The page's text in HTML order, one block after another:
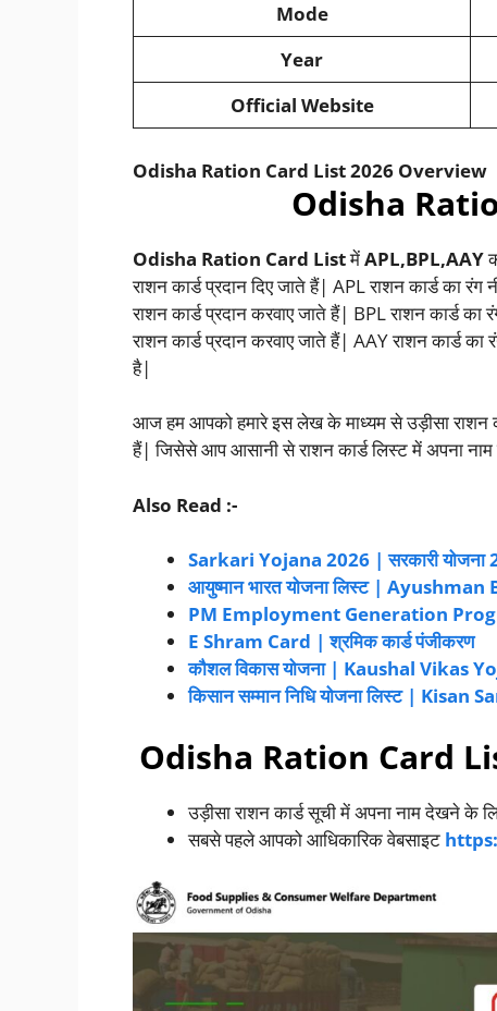
Mode
Year
Official Website
Odisha Ration Card List 2026 Overview
Odisha
Odisha Ration Card ListमेंAPL,BPL,AAY
राशन कार्ड प्रदान दिए जाते हैं| APL राशन कार्ड का रंग
राशन कार्ड प्रदान करवाए जाते हैं| BPL राशन कार्ड का
राशन कार्ड प्रदान करवाए जाते हैं| AAY राशन कार्ड का
है|
आज हम आपको हमारे इस लेख के माध्यम से उड़ीसा राशन
हैं| जिसेसे आप आसानी से राशन कार्ड लिस्ट में अपना
Also Read :-
Sarkari Yojana 2026 | सरकारी योजना
आयुष्मान भारत योजना लिस्ट |
PM Employment Generation
E Shram Card | श्रमिक कार्ड पंजीकरण
कौशल विकास योजना | Kaushal Vikas
किसान सम्मान निधि योजना लिस्ट |
Odisha Ration Card
उड़ीसा राशन कार्ड सूची में अपना नाम देखने के
सबसे पहले आपको आधिकारिक वेबसाइट